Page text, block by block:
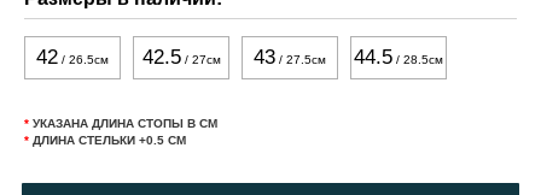
42 / 26.5см 42.5/ 27см 43 / 27.5см 44.5 / 28.5см
* УКАЗАНА ДЛИНА СТОПЫ В СМ
* ДЛИНА СТЕЛЬКИ +0.5 СМ